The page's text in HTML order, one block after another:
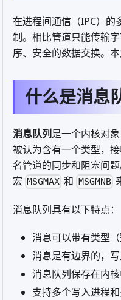
在进程间通信（IPC）的
制。相比管道只能传输
序、安全的数据交换。
什么是消息
消息队列是一个内核对
被认为含有一个类型，
名管道的同步和阻塞问
宏 MSGMAX 和 MSGMNB
消息队列具有以下特点：
消息可以带有类型
消息是有边界的，
消息队列保存在内
支持多个写入进程和